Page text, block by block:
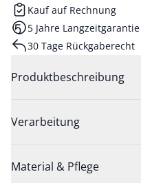
Kauf auf Rechnung
5 Jahre Langzeitgarantie
30 Tage Rückgaberecht
Produktbeschreibung
Verarbeitung
Material & Pflege